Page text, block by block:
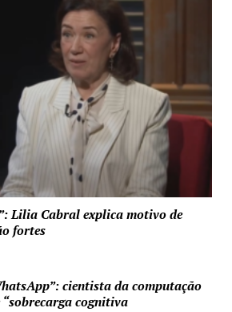
Lilia Cabral explica motivo de
fortes
cientista da computação
cognitiva